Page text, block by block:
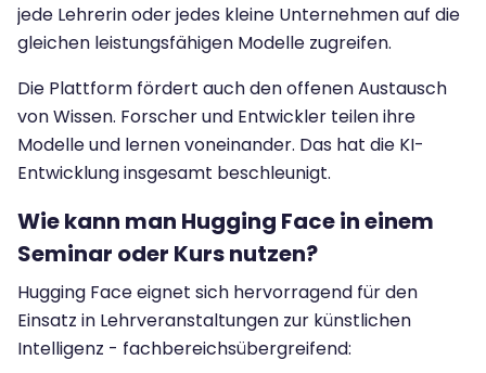
jede Lehrerin oder jedes kleine Unternehmen auf die
gleichen leistungsfähigen Modelle zugreifen.
Die Plattform fördert auch den offenen Austausch
von Wissen. Forscher und Entwickler teilen ihre
Modelle und lernen voneinander. Das hat die KI-
Entwicklung insgesamt beschleunigt.
Wie kann man Hugging Face in einem
Seminar oder Kurs nutzen?
Hugging Face eignet sich hervorragend für den
Einsatz in Lehrveranstaltungen zur künstlichen
Intelligenz - fachbereichsübergreifend: